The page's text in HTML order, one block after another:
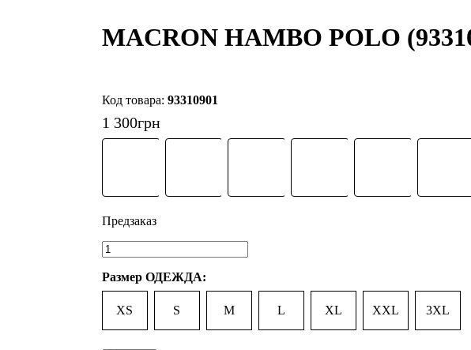
MACRON HAMBO POLO
93310901
1 300грн
Размер ОДЕЖДА:
XS S M L XL XXL 3XL